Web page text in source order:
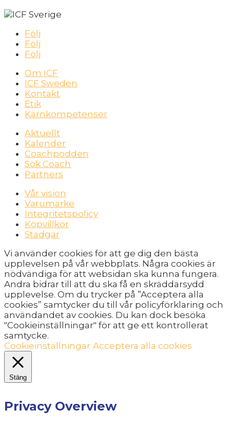
Följ
Följ
Följ
Om ICF
ICF Sweden
Kontakt
Etik
Kärnkompetenser
Aktuellt
Kalender
Coachpodden
Sök Coach
Partners
Vår vision
Varumärke
Integritetspolicy
Köpvillkor
Stadgar
Vi använder cookies för att ge dig den bästa
upplevelsen på vår webbplats. Några cookies är
nödvändiga för att websidan ska kunna fungera.
Andra bidrar till att du ska få en skräddarsydd
upplevelse. Om du trycker på ”Acceptera alla
cookies” samtycker du till vår policyförklaring och
användandet av cookies. Du kan dock besöka
"Cookieinställningar" för att ge ett kontrollerat
samtycke.
Cookieinställningar Acceptera alla cookies
Stäng
Privacy Overview